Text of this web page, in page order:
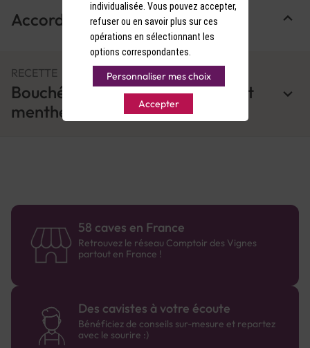
Accords Mets & Vins
RECETTE
Bouchées aux crevettes, litchis et
menthe
58 caves en France
Retrouvez le réseau Comptoir des Vignes
partout en France !
Des cavistes à votre écoute
Bénéficiez de conseils sur-mesure et repartez
avec le sourire :)
individualisée. Vous pouvez accepter,
refuser ou en savoir plus sur ces
opérations en sélectionnant les
options correspondantes.
Personnaliser mes choix
Accepter